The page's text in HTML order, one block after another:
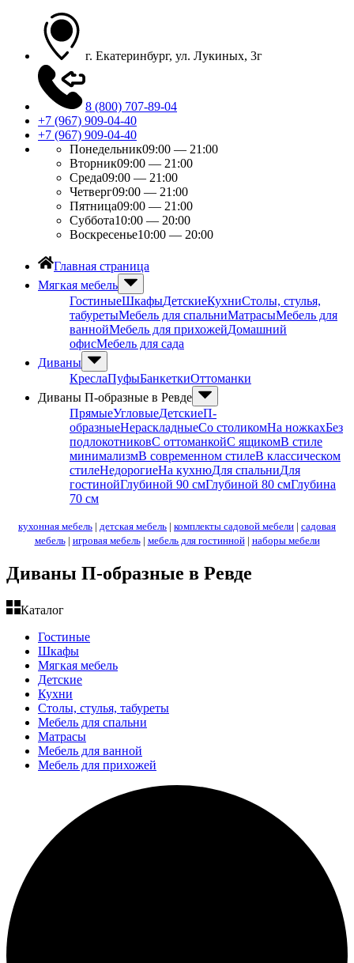
г. Екатеринбург, ул. Лукиных, 3г
8 (800) 707-89-04
+7 (967) 909-04-40
+7 (967) 909-04-40
Понедельник09:00 — 21:00
Вторник09:00 — 21:00
Среда09:00 — 21:00
Четверг09:00 — 21:00
Пятница09:00 — 21:00
Суббота10:00 — 20:00
Воскресенье10:00 — 20:00
Главная страница
Мягкая мебель
ГостиныеШкафыДетскиеКухниСтолы, стулья,
табуретыМебель для спальниМатрасыМебель для
ваннойМебель для прихожейДомашний
офисМебель для сада
Диваны
КреслаПуфыБанкеткиОттоманки
Диваны П-образные в Ревде
ПрямыеУгловыеДетскиеП-
образныеНераскладныеСо столикомНа ножкахБез
подлокотниковС оттоманкойС ящикомВ стиле
минимализмВ современном стилеВ классическом
стилеНедорогиеНа кухнюДля спальниДля
гостинойГлубиной 90 смГлубиной 80 смГлубина
70 см
кухонная мебель | детская мебель | комплекты садовой мебели | садовая
мебель| игровая мебель| мебель для гостинной| наборы мебели
Диваны П-образные в Ревде
Каталог
Гостиные
Шкафы
Мягкая мебель
Детские
Кухни
Столы, стулья, табуреты
Мебель для спальни
Матрасы
Мебель для ванной
Мебель для прихожей